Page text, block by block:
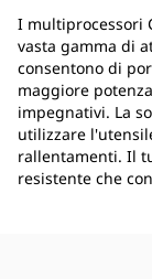
I multiprocessori
vasta gamma di
consentono di
maggiore
impegnativi. La
utilizzare
rallentamenti. Il
resistente che